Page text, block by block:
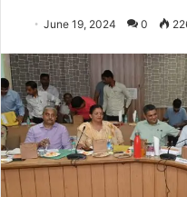
June 19, 2024 0